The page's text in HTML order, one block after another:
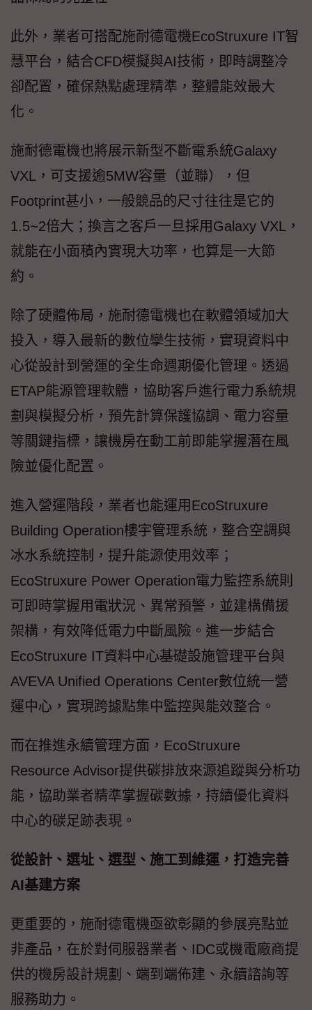
此外，業者可搭配施耐德電機EcoStruxure IT智
慧平台，結合CFD模擬與AI技術，即時調整冷
卻配置，確保熱點處理精準，整體能效最大
化。
施耐德電機也將展示新型不斷電系統Galaxy
VXL，可支援逾5MW容量（並聯），但
Footprint甚小，一般競品的尺寸往往是它的
1.5~2倍大；換言之客戶一旦採用Galaxy VXL，
就能在小面積內實現大功率，也算是一大節
約。
除了硬體佈局，施耐德電機也在軟體領域加大
投入，導入最新的數位孿生技術，實現資料中
心從設計到營運的全生命週期優化管理。透過
ETAP能源管理軟體，協助客戶進行電力系統規
劃與模擬分析，預先計算保護協調、電力容量
等關鍵指標，讓機房在動工前即能掌握潛在風
險並優化配置。
進入營運階段，業者也能運用EcoStruxure
Building Operation樓宇管理系統，整合空調與
冰水系統控制，提升能源使用效率；
EcoStruxure Power Operation電力監控系統則
可即時掌握用電狀況、異常預警，並建構備援
架構，有效降低電力中斷風險。進一步結合
EcoStruxure IT資料中心基礎設施管理平台與
AVEVA Unified Operations Center數位統一營
運中心，實現跨據點集中監控與能效整合。
而在推進永續管理方面，EcoStruxure
Resource Advisor提供碳排放來源追蹤與分析功
能，協助業者精準掌握碳數據，持續優化資料
中心的碳足跡表現。
從設計、選址、選型、施工到維運，打造完善
AI基建方案
更重要的，施耐德電機亟欲彰顯的參展亮點並
非產品，在於對伺服器業者、IDC或機電廠商提
供的機房設計規劃、端到端佈建、永續諮詢等
服務助力。